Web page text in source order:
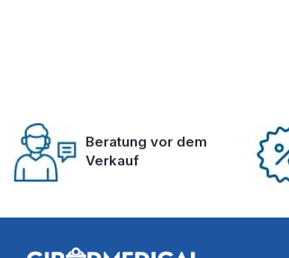
Beratung vor dem
Verkauf